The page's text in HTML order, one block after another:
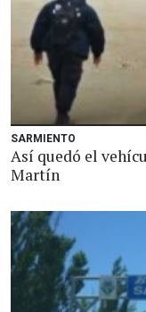
SARMIENTO
Así quedó el
Martín